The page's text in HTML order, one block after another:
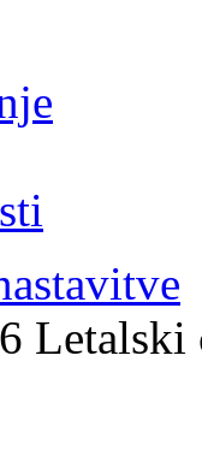
Letalski